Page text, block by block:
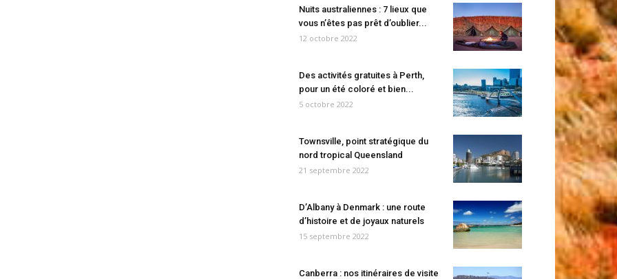
Nuits australiennes : 7 lieux que
vous n’êtes pas prêt d’oublier...
12 octobre 2022
Des activités gratuites à Perth,
pour un été coloré et bien...
5 octobre 2022
Townsville, point stratégique du
nord tropical Queensland
21 septembre 2022
D’Albany à Denmark : une route
d’histoire et de joyaux naturels
15 septembre 2022
Canberra : nos itinéraires de visite